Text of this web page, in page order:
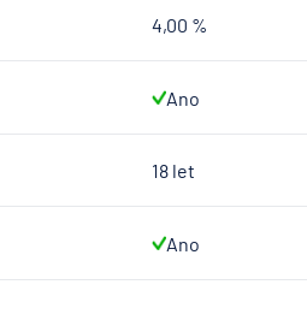
4,00 %
Ano
18 let
Ano